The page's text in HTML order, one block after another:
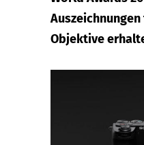
Objektive